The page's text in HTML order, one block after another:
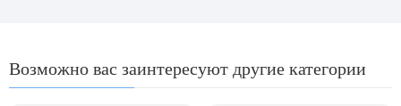
День медицинского работника
Возможно вас заинтересуют другие категории